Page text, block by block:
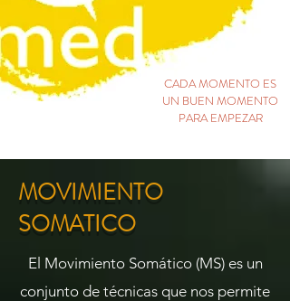
CADA MOMENTO ES
UN BUEN MOMENTO
PARA EMPEZAR
MOVIMIENTO
SOMATICO
El Movimiento Somático (MS) es un
conjunto de técnicas que nos permite